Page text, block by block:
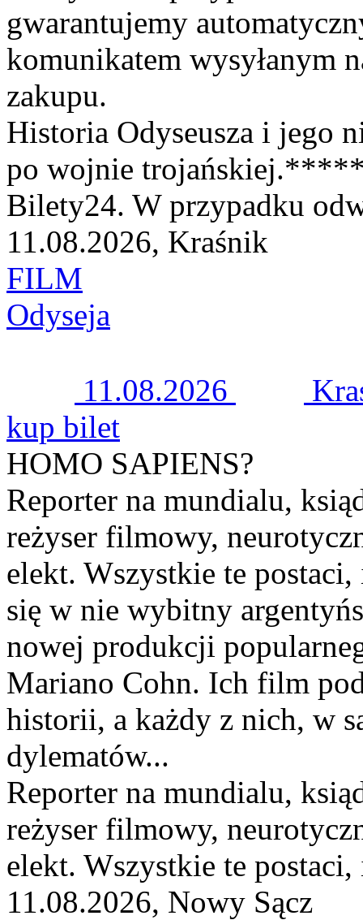
gwarantujemy
komunikatem wysyłanym
zakupu.
Historia Odyseusza i jego
po wojnie
Bilety24. W przypadku
11.08.2026, Kraśnik
FILM
Odyseja
11.08.2026
kup bilet
HOMO SAPIENS?
Reporter na mundialu,
reżyser filmowy,
elekt. Wszystkie te
się w nie wybitny
nowej produkcji
Mariano Cohn. Ich film
historii, a każdy z nich, w
dylematów...
Reporter na mundialu,
reżyser filmowy,
elekt. Wszystkie te
11.08.2026, Nowy Sącz